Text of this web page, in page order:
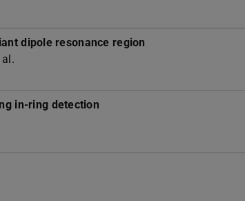
dipole resonance region
al.
in-ring detection